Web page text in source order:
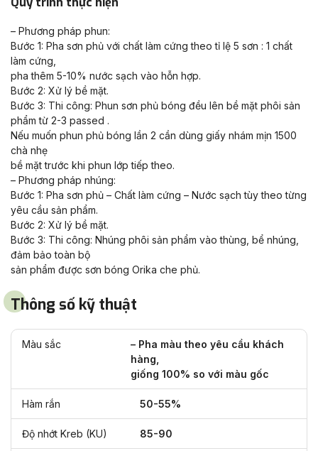
– Phương pháp phun:
Bước 1: Pha sơn phủ với chất làm cứng theo tỉ lệ 5 sơn : 1 chất
làm cứng,
pha thêm 5-10% nước sạch vào hỗn hợp.
Bước 2: Xử lý bề mặt.
Bước 3: Thi công: Phun sơn phủ bóng đều lên bề mặt phôi sản
phẩm từ 2-3 passed .
Nếu muốn phun phủ bóng lần 2 cần dùng giấy nhám mịn 1500
chà nhẹ
bề mặt trước khi phun lớp tiếp theo.
– Phương pháp nhúng:
Bước 1: Pha sơn phủ – Chất làm cứng – Nước sạch tùy theo từng
yêu cầu sản phẩm.
Bước 2: Xử lý bề mặt.
Bước 3: Thi công: Nhúng phôi sản phẩm vào thùng, bể nhúng,
đảm bảo toàn bộ
sản phẩm được sơn bóng Orika che phủ.
Thông số kỹ thuật
Màu sắc
– Pha màu theo yêu cầu khách
hàng,
giống 100% so với màu gốc
Hàm rắn 50-55%
Độ nhớt Kreb (KU) 85-90